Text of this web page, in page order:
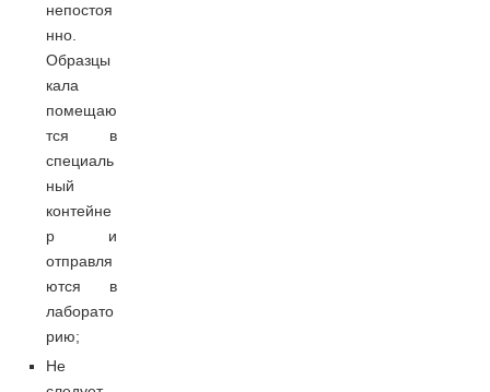
непостоя
нно.
Образцы
кала
помещаю
тся в
специаль
ный
контейне
р и
отправля
ются в
лаборато
рию;
Не